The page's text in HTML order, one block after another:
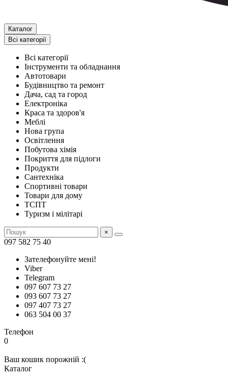
Каталог
Всі категорії
Всі категорії
Інструменти та обладнання
Автотовари
Будівництво та ремонт
Дача, сад та город
Електроніка
Краса та здоров'я
Меблі
Нова група
Освітлення
Побутова хімія
Покриття для підлоги
Продукти
Сантехніка
Спортивні товари
Товари для дому
ТСПТ
Туризм і мілітарі
×
097 582 75 40
Зателефонуйте мені!
Viber
Telegram
097 607 73 27
093 607 73 27
097 407 73 27
063 504 00 37
Телефон
0
Ваш кошик порожній :(
Каталог